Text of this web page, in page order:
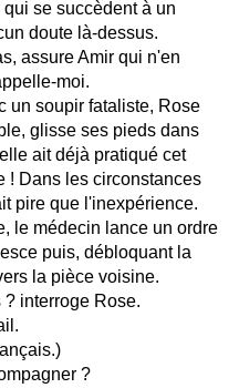
se succèdent à un
doute là-dessus.
assure Amir qui n'en
moi.
un soupir fataliste, Rose
glisse ses pieds dans
ait déjà pratiqué cet
! Dans les circonstances
pire que l'inexpérience.
le médecin lance un ordre
puis, débloquant la
la pièce voisine.
interroge Rose.
?